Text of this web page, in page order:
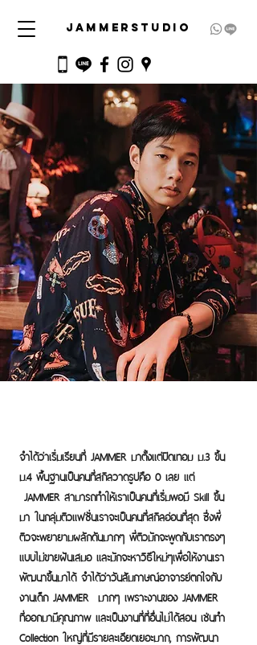
JAMMERSTUDIO
จำได้ว่าเริ่มเรียนที่ JAMMER มาตั้งเเต่ปิดเทอม ม.3 ขึ้น
ม.4 พื้นฐานเป็นคนที่สกิลวาดรูปคือ 0 เลย เเต่
JAMMER สามารถทำให้เราเป็นคนที่เริ่มพอมี Skill ขึ้น
มา ในกลุ่มติวเเฟชั่นเราจะเป็นคนที่สกิลอ่อนที่สุด ซึ่งพี่
ติวจะพยายามผลักดันมากๆ พี่ติวมักจะพูดกับเราตรงๆ
เเบบไม่ขายฝันเสมอ เเละมักจะหาวิธีใหม่ๆเพื่อให้งานเรา
พัฒนาขึ้นมาได้ จำได้ว่าวันสัมภาษณ์อาจารย์ตกใจกับ
งานเด็ก JAMMER มากๆ เพราะงานของ JAMMER
ที่ออกมามีคุณภาพ เเละเป็นงานที่ที่อื่นไม่ได้สอน เช่นทำ
Collection ใหญ่ที่มีรายละเอียดเยอะมาก, การพัฒนา